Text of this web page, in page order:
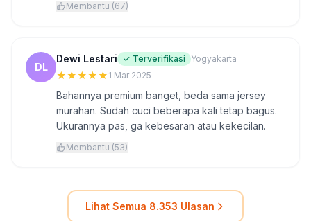
Membantu (67)
DL
Dewi Lestari ✓ Terverifikasi Yogyakarta
★★★★★ 1 Mar 2025
Bahannya premium banget, beda sama jersey
murahan. Sudah cuci beberapa kali tetap bagus.
Ukurannya pas, ga kebesaran atau kekecilan.
Membantu (53)
Lihat Semua 8.353 Ulasan